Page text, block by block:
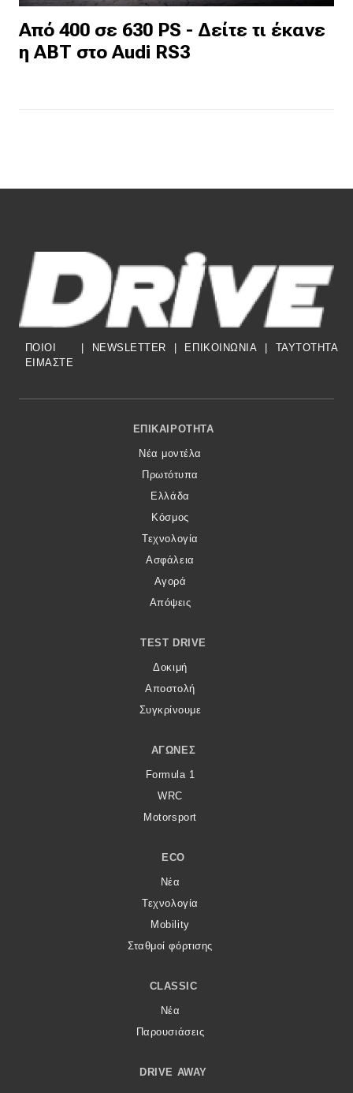
Από 400 σε 630 PS - Δείτε τι έκανε
η ΑΒΤ στο Audi RS3
ΠΟΙΟΙ
ΕΙΜΑΣΤΕ
| NEWSLETTER | ΕΠΙΚΟΙΝΩΝΙΑ | TAYTOTHTA
Footer Menu
ΕΠΙΚΑΙΡΌΤΗΤΑ
Νέα μοντέλα
Πρωτότυπα
Ελλάδα
Κόσμος
Τεχνολογία
Ασφάλεια
Αγορά
Απόψεις
TEST DRIVE
Δοκιμή
Αποστολή
Συγκρίνουμε
ΑΓΏΝΕΣ
Formula 1
WRC
Motorsport
ECO
Νέα
Τεχνολογία
Mobility
Σταθμοί φόρτισης
CLASSIC
Νέα
Παρουσιάσεις
DRIVE AWAY